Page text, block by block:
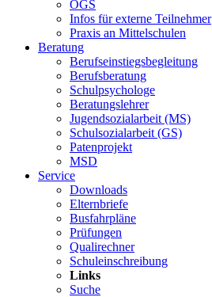
OGS
Infos für externe Teilnehmer
Praxis an Mittelschulen
Beratung
Berufseinstiegsbegleitung
Berufsberatung
Schulpsychologe
Beratungslehrer
Jugendsozialarbeit (MS)
Schulsozialarbeit (GS)
Patenprojekt
MSD
Service
Downloads
Elternbriefe
Busfahrpläne
Prüfungen
Qualirechner
Schuleinschreibung
Links
Suche